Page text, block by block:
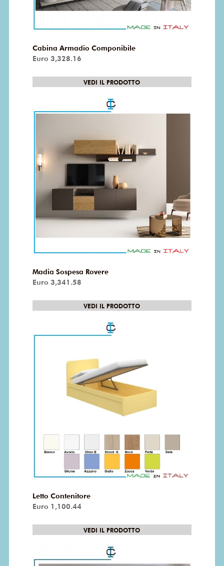
Cabina Armadio Componibile
Euro 3,328.16
VEDI IL PRODOTTO
Madia Sospesa Rovere
Euro 3,341.58
VEDI IL PRODOTTO
Letto Contenitore
Euro 1,100.44
VEDI IL PRODOTTO